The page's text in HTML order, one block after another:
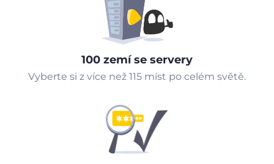
100 zemí se servery
Vyberte si z více než 115 míst po celém světě.